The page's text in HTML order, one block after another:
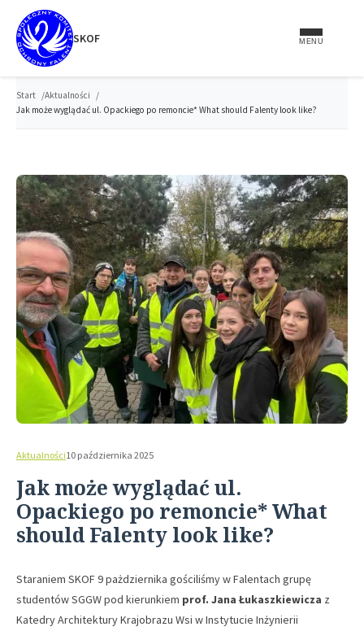
treści
SKOF
MENU
Start
Aktualności
Jak może wyglądać ul. Opackiego po remoncie* What should Falenty look like?
Aktualności10 października 2025
Jak może wyglądać ul.
Opackiego po remoncie* What
should Falenty look like?
Staraniem SKOF 9 pażdziernika gościliśmy w Falentach grupę
studentów SGGW pod kierunkiem prof. Jana Łukaszkiewicza z
Katedry Architektury Krajobrazu Wsi w Instytucie Inżynierii